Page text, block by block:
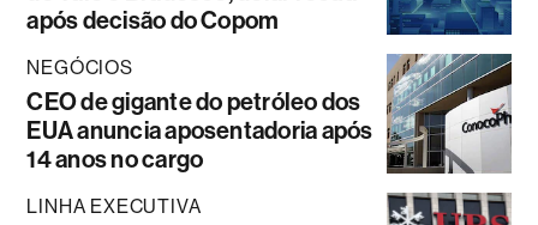
após decisão do Copom
NEGÓCIOS
CEO de gigante do petróleo dos
EUA anuncia aposentadoria após
14 anos no cargo
LINHA EXECUTIVA